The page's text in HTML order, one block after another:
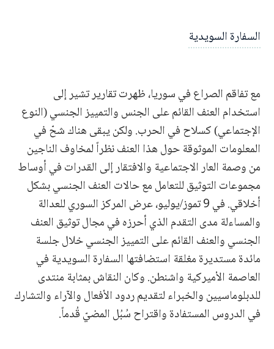
السفارة السويدية
مع تفاقم الصراع في سوريا، ظهرت تقارير تشير إلى
استخدام العنف القائم على الجنس والتمييز الجنسي (النوع
الإجتماعي) كسلاح في الحرب. ولكن يبقى هناك شحّ في
المعلومات الموثوقة حول هذا العنف نظراً لمخاوف الناجين
من وصمة العار الاجتماعية والافتقار إلى القدرات في أوساط
مجموعات التوثيق للتعامل مع حالات العنف الجنسي بشكل
أخلاقي. في 9 تموز/يوليو، عرض المركز السوري للعدالة
والمساءلة مدى التقدم الذي أحرزه في مجال توثيق العنف
الجنسي والعنف القائم على التمييز الجنسي خلال جلسة
مائدة مستديرة مغلقة استضافتها السفارة السويدية في
العاصمة الأميركية واشنطن. وكان النقاش بمثابة منتدى
للدبلوماسيين والخبراء لتقديم ردود الأفعال والآراء والتشارك
في الدروس المستفادة واقتراح سُبُل المضيّ قُدماً.